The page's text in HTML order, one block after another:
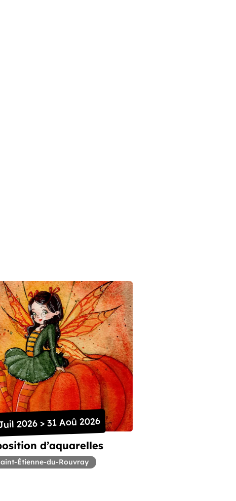
d’aquarelles
2026 > 31 Aoû 2026
Étienne-du-Rouvray